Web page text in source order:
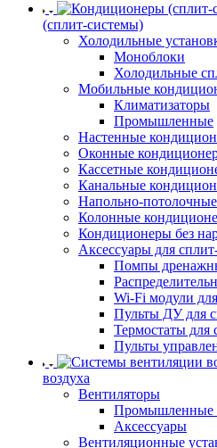
(сплит-системы)
Холодильные
Моноблоки
Холодильные
Мобильные
Климатизаторы
Промышленные
Настенные
Оконные
Кассетные
Канальные
Напольно-
Колонные
Кондиционеры без
Аксессуары для
Помпы
Wi-Fi модули
Пульты ДУ для
Термостаты для
Пульты
воздуха
Вентиляторы
Промышленные
Аксессуары
Вентиляционные